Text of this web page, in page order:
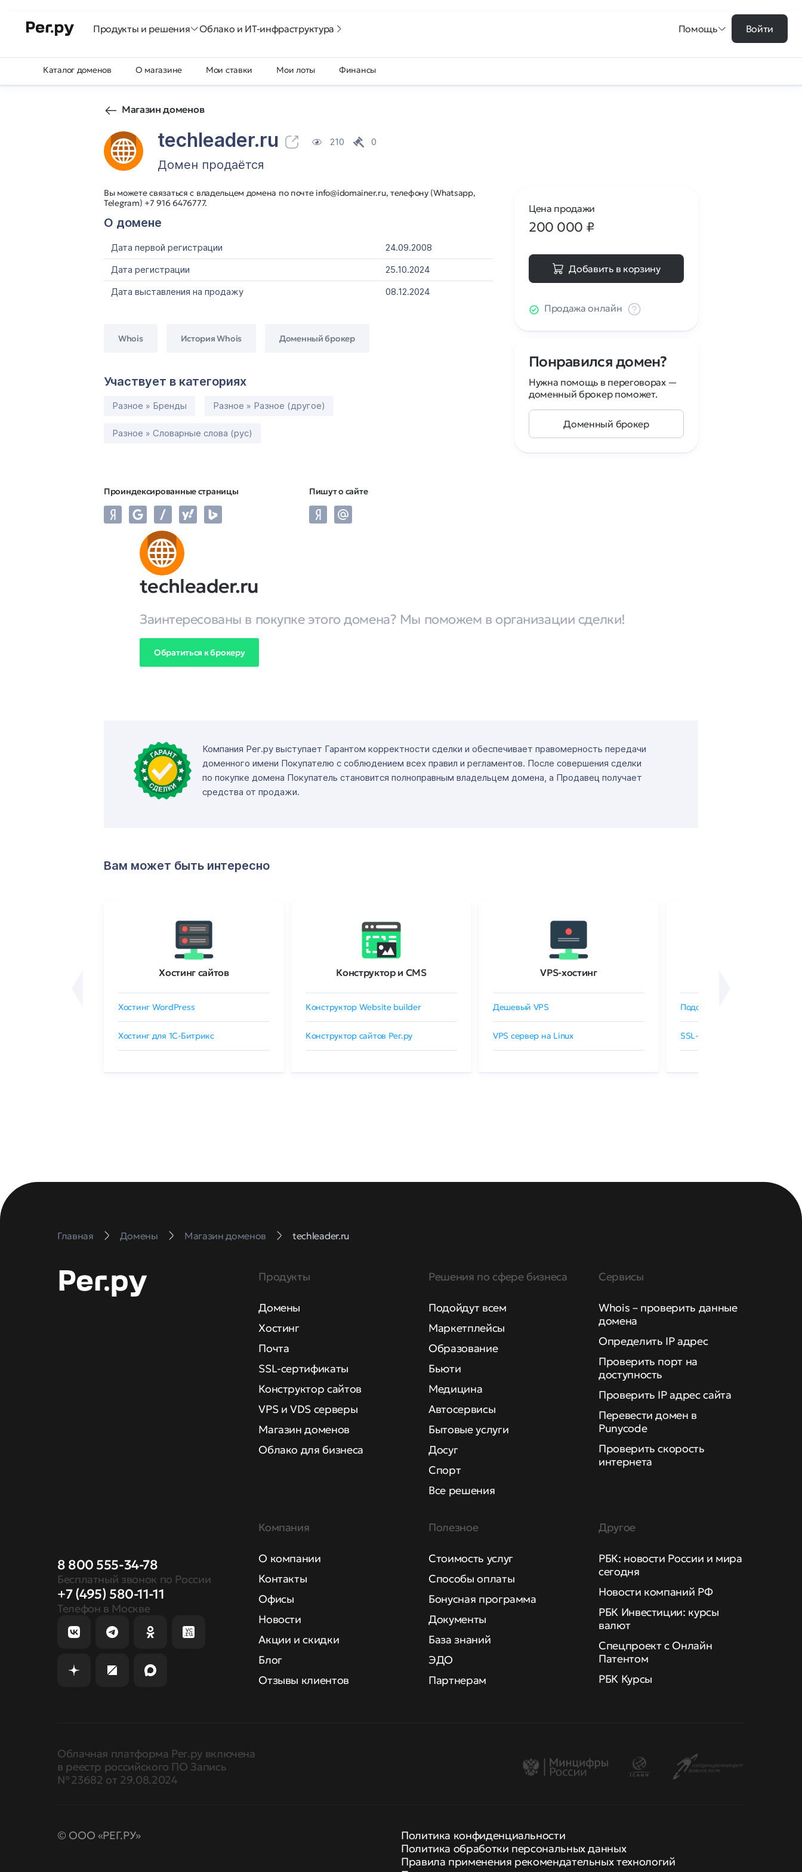
Продукты и решения Облако и ИТ-инфраструктура Помощь Войти
Каталог доменов О магазине Мои ставки Мои лоты Финансы
Магазин доменов
techleader.ru 210 0
Домен продаётся
Вы можете связаться с владельцем домена по почте info@idomainer.ru, телефону (Whatsapp,
Telegram) +7 916 6476777.
О домене
Дата первой регистрации
24.09.2008
Дата регистрации
25.10.2024
Дата выставления на продажу
08.12.2024
Whois История Whois Доменный брокер
Участвует в категориях
Разное » Бренды Разное » Разное (другое)
Разное » Словарные слова (рус)
Проиндексированные страницы Пишут о сайте
Цена продажи
200 000 ₽
Добавить в корзину
Продажа онлайн
Понравился домен?
Нужна помощь в переговорах —
доменный брокер поможет.
Доменный брокер
techleader.ru
Заинтересованы в покупке этого домена? Мы поможем в организации сделки!
Обратиться к брокеру
Компания Рег.ру выступает Гарантом корректности сделки и обеспечивает правомерность передачи
доменного имени Покупателю с соблюдением всех правил и регламентов. После совершения сделки
по покупке домена Покупатель становится полноправным владельцем домена, а Продавец получает
средства от продажи.
Вам может быть интересно
Хостинг сайтов
Хостинг WordPress
Хостинг для 1C-Битрикс
Конструктор и CMS
Конструктор Website builder
Конструктор сайтов Рег.ру
VPS-хостинг
Дешевый VPS
VPS сервер на Linux
Подобрать SSL-сертификат
SSL-сертификаты GlobalSign
Главная Домены Магазин доменов techleader.ru
8 800 555-34-78
Бесплатный звонок по России
+7 (495) 580-11-11
Телефон в Москве
Продукты
Домены
Хостинг
Почта
SSL-сертификаты
Конструктор сайтов
VPS и VDS серверы
Магазин доменов
Облако для бизнеса
Решения по сфере бизнеса
Подойдут всем
Маркетплейсы
Образование
Бьюти
Медицина
Автосервисы
Бытовые услуги
Досуг
Спорт
Все решения
Сервисы
Whois – проверить данные
домена
Определить IP адрес
Проверить порт на
доступность
Проверить IP адрес сайта
Перевести домен в
Punycode
Проверить скорость
интернета
Компания
О компании
Контакты
Офисы
Новости
Акции и скидки
Блог
Отзывы клиентов
Полезное
Стоимость услуг
Способы оплаты
Бонусная программа
Документы
База знаний
ЭДО
Партнерам
Другое
РБК: новости России и мира
сегодня
Новости компаний РФ
РБК Инвестиции: курсы
валют
Спецпроект с Онлайн
Патентом
РБК Курсы
Облачная платформа Рег.ру включена
в реестр российского ПО Запись
№ 23682 от 29.08.2024
© ООО «РЕГ.РУ»
Политика конфиденциальности
Политика обработки персональных данных
Правила применения рекомендательных технологий